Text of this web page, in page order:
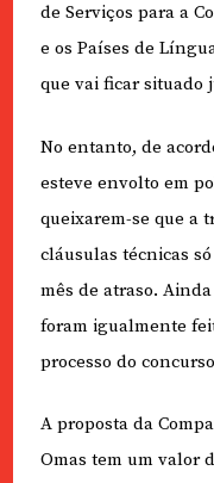
de Serviços para a
e os Países de
que vai ficar situado
No entanto, de
esteve envolto em
queixarem-se que a
cláusulas técnicas
mês de atraso.
foram igualmente
processo do
A proposta da
Omas tem um valor